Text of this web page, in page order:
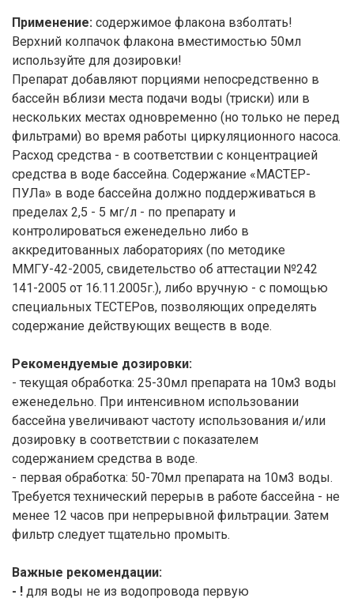
Применение: содержимое флакона взболтать!
Верхний колпачок флакона вместимостью 50мл
используйте для дозировки!
Препарат добавляют порциями непосредственно в
бассейн вблизи места подачи воды (триски) или в
нескольких местах одновременно (но только не перед
фильтрами) во время работы циркуляционного насоса.
Расход средства - в соответствии с концентрацией
средства в воде бассейна. Содержание «МАСТЕР-
ПУЛа» в воде бассейна должно поддерживаться в
пределах 2,5 - 5 мг/л - по препарату и
контролироваться еженедельно либо в
аккредитованных лабораториях (по методике
ММГУ-42-2005, свидетельство об аттестации №242
141-2005 от 16.11.2005г.), либо вручную - с помощью
специальных ТЕСТЕРов, позволяющих определять
содержание действующих веществ в воде.
Рекомендуемые дозировки:
- текущая обработка: 25-30мл препарата на 10м3 воды
еженедельно. При интенсивном использовании
бассейна увеличивают частоту использования и/или
дозировку в соответствии с показателем
содержанием средства в воде.
- первая обработка: 50-70мл препарата на 10м3 воды.
Требуется технический перерыв в работе бассейна - не
менее 12 часов при непрерывной фильтрации. Затем
фильтр следует тщательно промыть.
Важные рекомендации:
- ! для воды не из водопровода первую